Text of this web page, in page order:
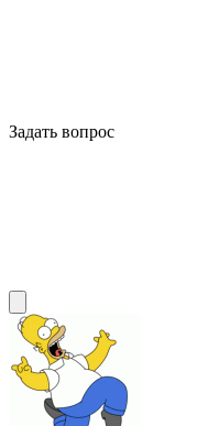
Задать вопрос